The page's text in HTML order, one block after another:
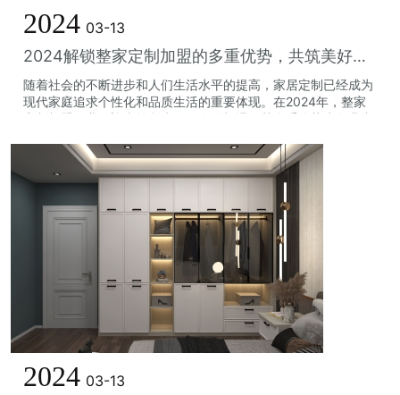
2024 03-13
2024解锁整家定制加盟的多重优势，共筑美好家居未来
随着社会的不断进步和人们生活水平的提高，家居定制已经成为
现代家庭追求个性化和品质生活的重要体现。在2024年，整家
定制加盟行业正迎来前所未有的发展机遇，其多重优势为创业者
2024 03-13